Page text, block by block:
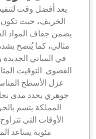
أفضل وقت لتنفيذ العزل
الخريف، حيث تكون درجات
جفاف المواد العازلة
كما يُنصح بشدة
في المباني الجديدة وقبل
التوقيت المثالي
عزل الأسطح المناسب ليس
يحدد مدى نجاح
المملكة يتسم بالحرارة
مئوية يساعد المواد مثل